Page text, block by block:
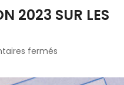
2023 SUR LES
fermés
sur